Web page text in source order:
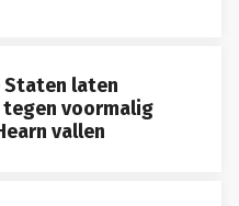
Staten laten
voormalig
vallen